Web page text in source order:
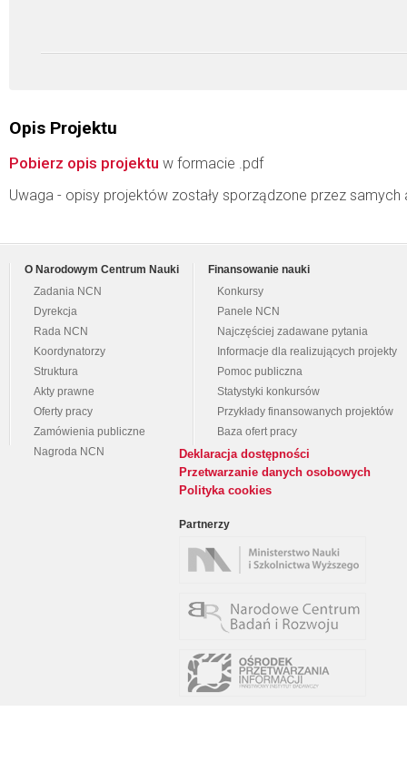
Opis Projektu
Pobierz opis projektu w formacie .pdf
Uwaga - opisy projektów zostały sporządzone przez
O Narodowym Centrum Nauki
Zadania NCN
Dyrekcja
Rada NCN
Koordynatorzy
Struktura
Akty prawne
Oferty pracy
Zamówienia publiczne
Nagroda NCN
Finansowanie nauki
Konkursy
Panele NCN
Najczęściej zadawane pytania
Informacje dla realizujących projekty
Pomoc publiczna
Statystyki konkursów
Przykłady finansowanych projektów
Baza ofert pracy
Deklaracja dostępności
Przetwarzanie danych osobowych
Polityka cookies
Partnerzy